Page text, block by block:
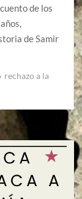
de los
de Samir
rechazo a la